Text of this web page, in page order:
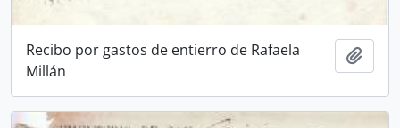
Recibo por gastos de entierro de Rafaela
Millán